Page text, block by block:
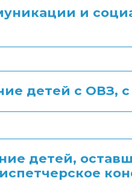
и
детей с ОВЗ,
детей,